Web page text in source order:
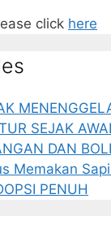
click here
SEJAK
DAN
Memakan
PENUH